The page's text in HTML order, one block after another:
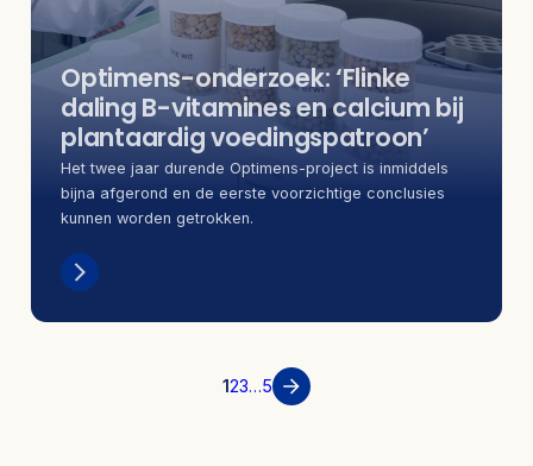
Optimens-onderzoek: ‘Flinke
daling B-vitamines en calcium bij
plantaardig voedingspatroon’
Het twee jaar durende Optimens-project is inmiddels
bijna afgerond en de eerste voorzichtige conclusies
kunnen worden getrokken.
123…5